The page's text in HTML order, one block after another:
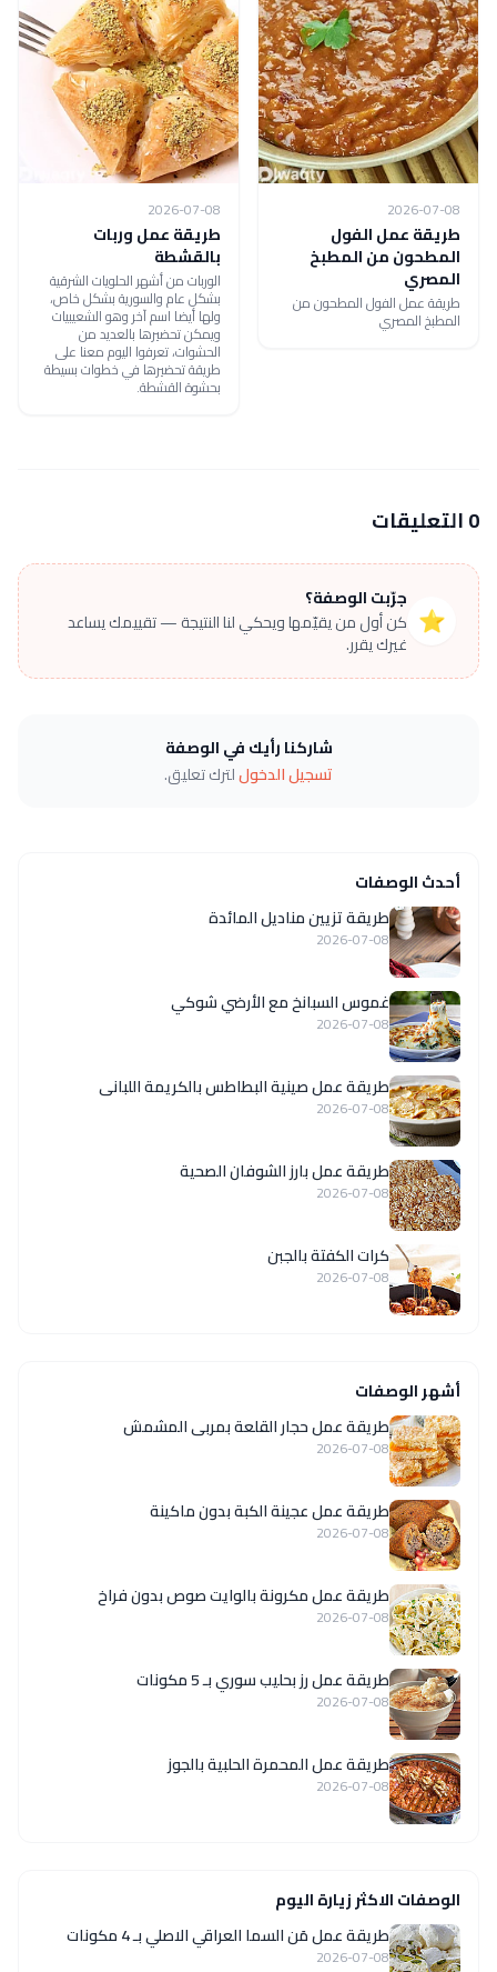
2026-07-08
طريقة عمل الفول
المطحون من المطبخ
المصري
طريقة عمل الفول المطحون من
المطبخ المصري
2026-07-08
طريقة عمل وربات
بالقشطة
الوربات من أشهر الحلويات الشرقية
بشكل عام والسورية بشكل خاص،
ولها أيضا اسم آخر وهو الشعيبيات
ويمكن تحضيرها بالعديد من
الحشوات، تعرفوا اليوم معنا على
طريقة تحضيرها في خطوات بسيطة
بحشوة القشطة.
0 التعليقات
⭐
جرّبت الوصفة؟
كن أول من يقيّمها ويحكي لنا النتيجة — تقييمك يساعد
غيرك يقرر.
شاركنا رأيك في الوصفة
تسجيل الدخوللترك تعليق.
أحدث الوصفات
طريقة تزيين مناديل المائدة
2026-07-08
غموس السبانخ مع الأرضي شوكي
2026-07-08
طريقة عمل صينية البطاطس بالكريمة اللبانى
2026-07-08
طريقة عمل بارز الشوفان الصحية
2026-07-08
كرات الكفتة بالجبن
2026-07-08
أشهر الوصفات
طريقة عمل حجار القلعة بمربى المشمش
2026-07-08
طريقة عمل عجينة الكبة بدون ماكينة
2026-07-08
طريقة عمل مكرونة بالوايت صوص بدون فراخ
2026-07-08
طريقة عمل رز بحليب سوري بـ 5 مكونات
2026-07-08
طريقة عمل المحمرة الحلبية بالجوز
2026-07-08
الوصفات الاكثر زيارة اليوم
طريقة عمل مَن السما العراقي الاصلي بـ 4 مكونات
2026-07-08